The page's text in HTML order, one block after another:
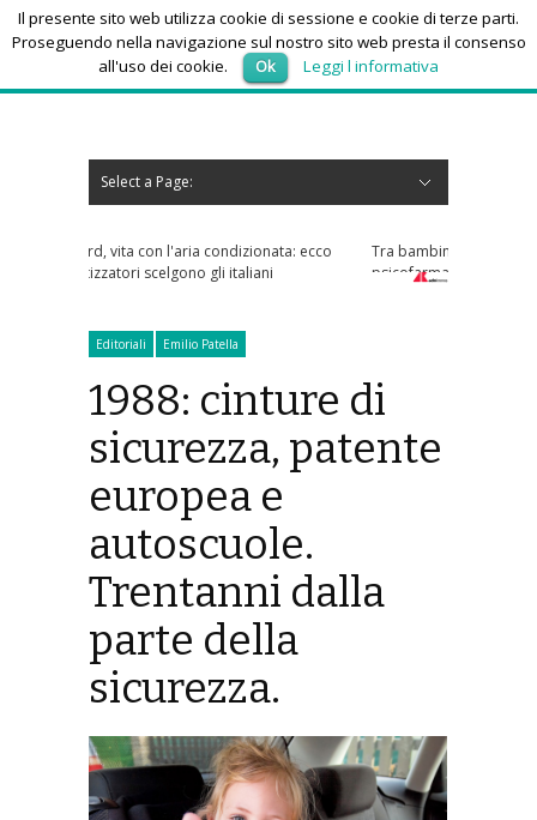
venerdì 7, Agosto 2026
Select a Page:
ecco
Tra bambini e ragazzi in aumento uso
psicofarmaci, consumi triplicati dal 2016
Editoriali Emilio Patella
1988: cinture di
sicurezza, patente
europea e
autoscuole.
Trentanni dalla
parte della
sicurezza.
Il presente sito web utilizza cookie di sessione e cookie di terze parti.
Proseguendo nella navigazione sul nostro sito web presta il consenso
all'uso dei cookie.
Ok Leggi l informativa